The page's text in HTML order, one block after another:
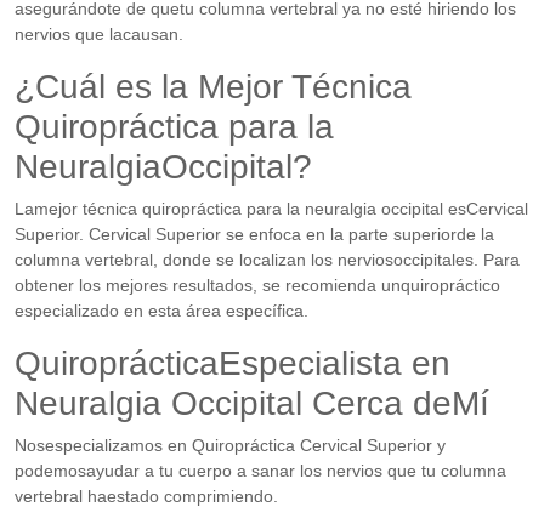
asegurándote de quetu columna vertebral ya no esté hiriendo los
nervios que lacausan.
¿Cuál es la Mejor Técnica
Quiropráctica para la
NeuralgiaOccipital?
Lamejor técnica quiropráctica para la neuralgia occipital esCervical
Superior. Cervical Superior se enfoca en la parte superiorde la
columna vertebral, donde se localizan los nerviosoccipitales. Para
obtener los mejores resultados, se recomienda unquiropráctico
especializado en esta área específica.
QuiroprácticaEspecialista en
Neuralgia Occipital Cerca deMí
Nosespecializamos en Quiropráctica Cervical Superior y
podemosayudar a tu cuerpo a sanar los nervios que tu columna
vertebral haestado comprimiendo.